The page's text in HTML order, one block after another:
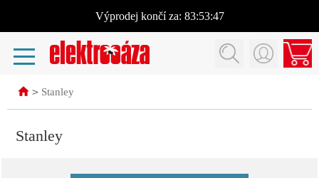
Výprodej končí za: 83:53:46
> Stanley
Stanley